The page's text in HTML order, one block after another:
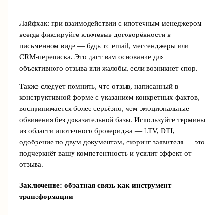
Лайфхак: при взаимодействии с ипотечным менеджером
всегда фиксируйте ключевые договорённости в
письменном виде — будь то email, мессенджеры или
CRM-переписка. Это даст вам основание для
объективного отзыва или жалобы, если возникнет спор.
Также следует помнить, что отзыв, написанный в
конструктивной форме с указанием конкретных фактов,
воспринимается более серьёзно, чем эмоциональные
обвинения без доказательной базы. Используйте термины
из области ипотечного брокериджа — LTV, DTI,
одобрение по двум документам, скоринг заявителя — это
подчеркнёт вашу компетентность и усилит эффект от
отзыва.
Заключение: обратная связь как инструмент
трансформации